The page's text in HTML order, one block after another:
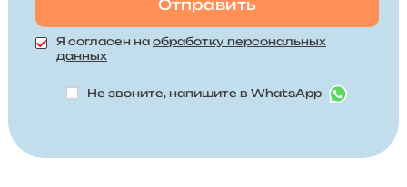
Я согласен на обработку персональных
данных
Не звоните, напишите в WhatsApp